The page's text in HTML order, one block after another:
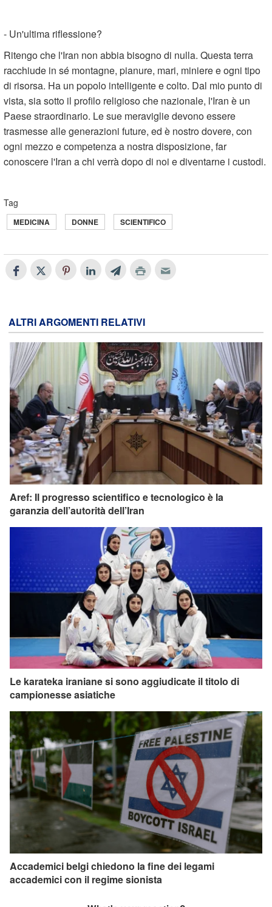
- Un'ultima riflessione?
Ritengo che l'Iran non abbia bisogno di nulla. Questa terra
racchiude in sé montagne, pianure, mari, miniere e ogni tipo
di risorsa. Ha un popolo intelligente e colto. Dal mio punto di
vista, sia sotto il profilo religioso che nazionale, l'Iran è un
Paese straordinario. Le sue meraviglie devono essere
trasmesse alle generazioni future, ed è nostro dovere, con
ogni mezzo e competenza a nostra disposizione, far
conoscere l'Iran a chi verrà dopo di noi e diventarne i custodi.
Tag
MEDICINA DONNE SCIENTIFICO
ALTRI ARGOMENTI RELATIVI
Aref: Il progresso scientifico e tecnologico è la
garanzia dell’autorità dell’Iran
Le karateka iraniane si sono aggiudicate il titolo di
campionesse asiatiche
Accademici belgi chiedono la fine dei legami
accademici con il regime sionista